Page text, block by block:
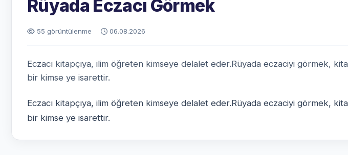
Rüyada Eczacı Görmek
55 görüntülenme 06.08.2026
Eczacı kitapçıya, ilim öğreten kimseye delalet eder.Rüyada eczaciyi görmek,
bir kimse ye isarettir.
Eczacı kitapçıya, ilim öğreten kimseye delalet eder.Rüyada eczaciyi görmek,
bir kimse ye isarettir.